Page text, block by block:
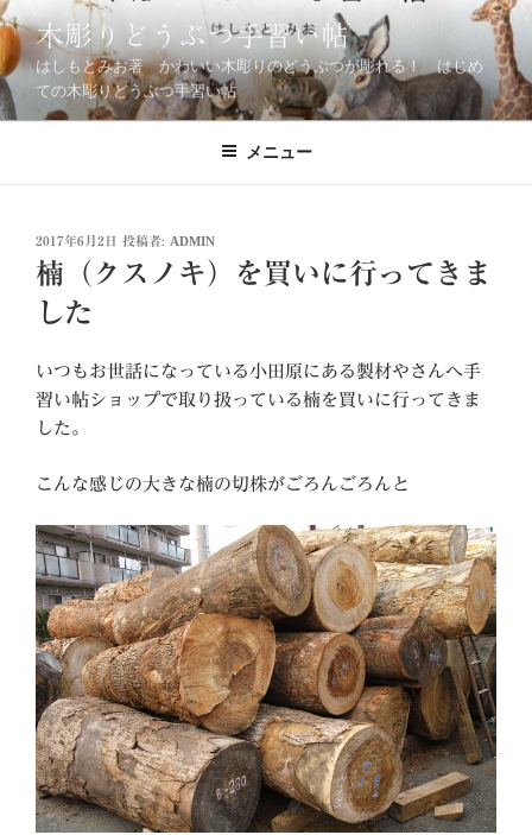
コ
ン
テ
ン
ツ
木彫りどうぶつ手習い帖
はしもとみお著 かわいい木彫りのどうぶつが彫れる！ はじめ
ての木彫りどうぶつ手習い帖
メニュー
投
稿
日:
2017年6月2日 投稿者: ADMIN
楠（クスノキ）を買いに行ってきま
した
いつもお世話になっている小田原にある製材やさんへ手
習い帖ショップで取り扱っている楠を買いに行ってきま
した。
こんな感じの大きな楠の切株がごろんごろんと